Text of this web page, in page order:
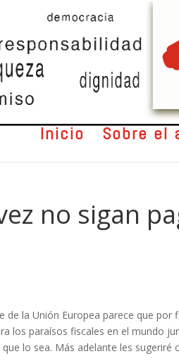
Inicio Sobre el
no sigan
de la Unión Europea parece que por
los paraísos fiscales en el mundo
lo sea. Más adelante les sugeriré